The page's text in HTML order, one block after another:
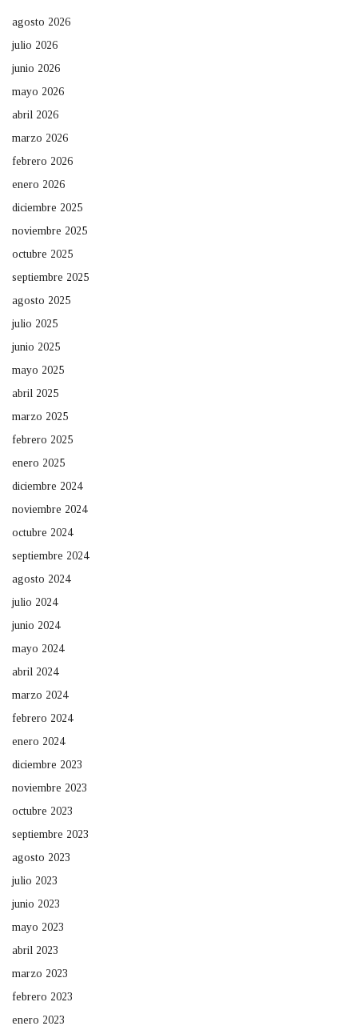
agosto 2026
julio 2026
junio 2026
mayo 2026
abril 2026
marzo 2026
febrero 2026
enero 2026
diciembre 2025
noviembre 2025
octubre 2025
septiembre 2025
agosto 2025
julio 2025
junio 2025
mayo 2025
abril 2025
marzo 2025
febrero 2025
enero 2025
diciembre 2024
noviembre 2024
octubre 2024
septiembre 2024
agosto 2024
julio 2024
junio 2024
mayo 2024
abril 2024
marzo 2024
febrero 2024
enero 2024
diciembre 2023
noviembre 2023
octubre 2023
septiembre 2023
agosto 2023
julio 2023
junio 2023
mayo 2023
abril 2023
marzo 2023
febrero 2023
enero 2023